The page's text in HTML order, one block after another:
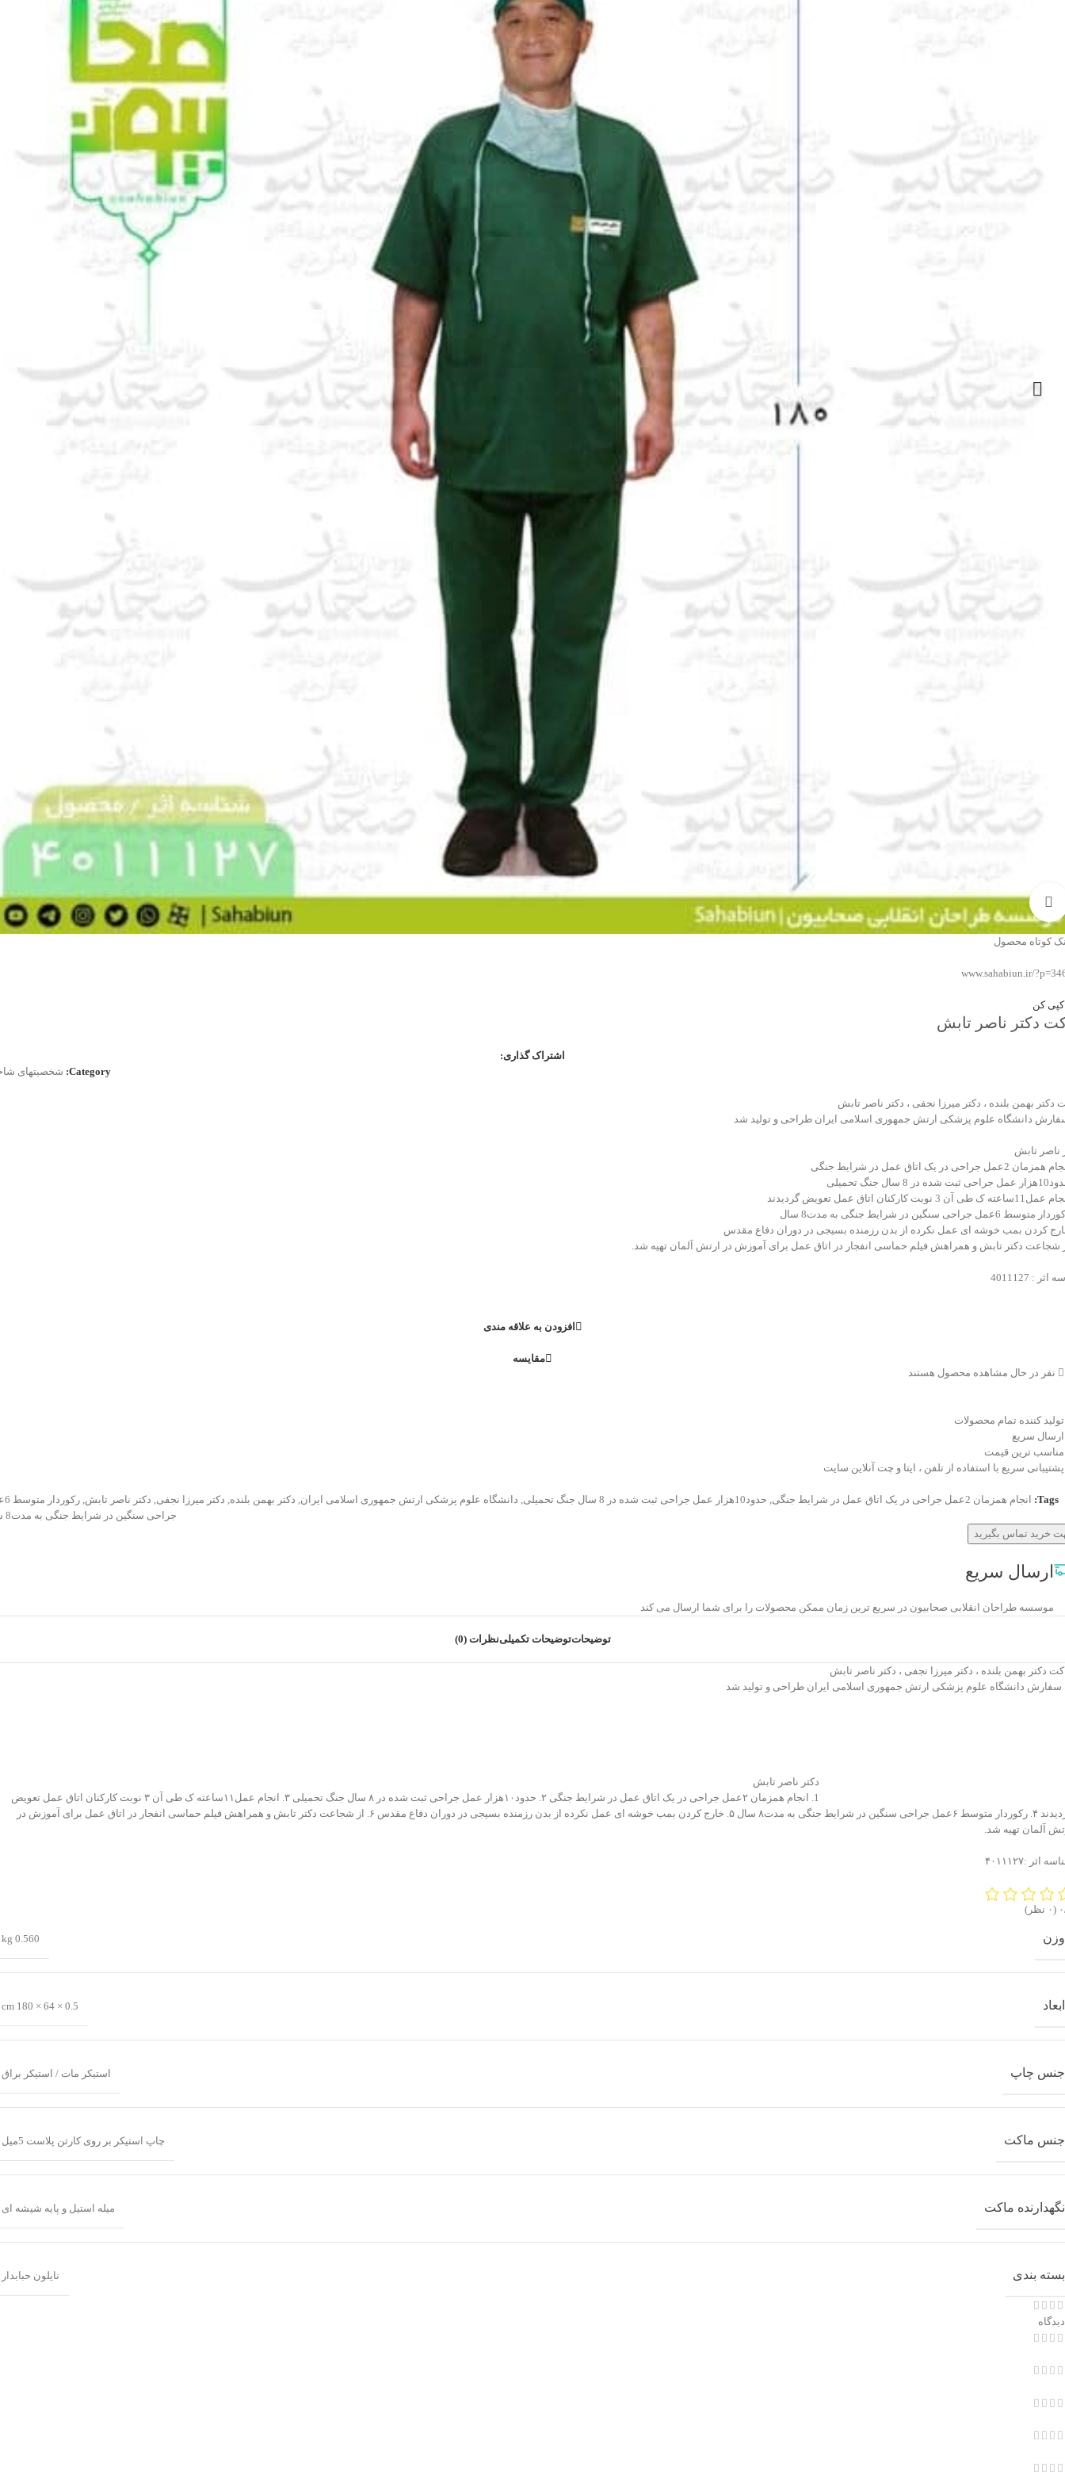
بزرگنمایی تصویر
کوتاه محصول
www.sahabiun.ir/
کپی کن
دکتر ناصر تابش
اشتراک گذاری:
Category: شخصیتهای
دکتر بهمن بلنده ، دکتر میرزا نجفی ، دکتر ناصر تابش
دانشگاه علوم پزشکی ارتش جمهوری اسلامی ایران طراحی و تولید شد
ناصر تابش
: 4011127
افزودن به علاقه مندی
مقایسه
نفر در حال مشاهده محصول هستند
تولید کننده تمام محصولات
ارسال سریع
مناسب ترین قیمت
پشتیبانی سریع با استفاده از تلفن ، ایتا و چت آنلاین سایت
Tags: انجام همزمان 2عمل جراحی در یک اتاق عمل در شرایط جنگی , حدود10هزار عمل جراحی ثبت شده در 8 سال جنگ تحمیلی , دانشگاه علوم پزشکی ارتش جمهوری اسلامی ایران, دکتر بهمن بلنده, دکتر میرزا نجفی, دکتر ناصر تابش,
جراحی سنگین در شرایط جنگی به مدت8 سال
خرید تماس بگیرید
ارسال سریع
موسسه طراحان انقلابی صحابیون در سریع ترین زمان ممکن محصولات را برای شما ارسال می کند
توضیحاتتوضیحات تکمیلینظرات (0)
دکتر بهمن بلنده ، دکتر میرزا نجفی ، دکتر ناصر تابش
سفارش دانشگاه علوم پزشکی ارتش جمهوری اسلامی ایران طراحی و تولید شد
دکتر ناصر تابش
1. انجام همزمان ۲عمل جراحی در یک اتاق عمل در شرایط جنگی ۲. حدود۱۰هزار عمل جراحی ثبت شده در ۸ سال جنگ تحمیلی ۳. انجام عمل۱۱ساعته ک طی آن ۳ نوبت کارکنان اتاق عمل تعویض
گردیدند ۴. رکوردار متوسط ۶عمل جراحی سنگین در شرایط جنگی به مدت۸ سال ۵. خارج کردن بمب خوشه ای عمل نکرده از بدن رزمنده بسیجی در دوران دفاع مقدس ۶. از شجاعت دکتر تابش و همراهش فیلم حماسی انفجار در اتاق عمل برای آموزش در
آلمان تهیه شد.
اثر :۴۰۱۱۱۲۷
‫(۰ نظر)
وزن 0.560 kg
ابعاد 0.5 × 64 × 180 cm
جنس چاپ استیکر مات / استیکر براق
جنس ماکت چاپ استیکر بر روی کارتن پلاست 5میل
نگهدارنده ماکت میله استیل و پایه شیشه ای
بسته بندی نایلون حبابدار